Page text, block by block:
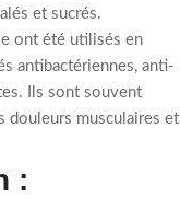
et sucrés.
ont été utilisés en
antibactériennes, anti-
Ils sont souvent
douleurs musculaires et
: